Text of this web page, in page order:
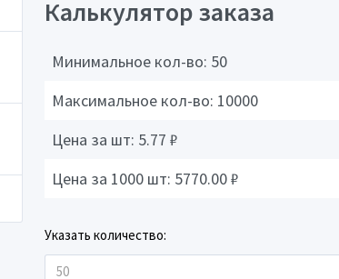
Калькулятор заказа
Минимальное кол-во: 50
Максимальное кол-во: 10000
Цена за шт: 5.77 ₽
Цена за 1000 шт: 5770.00₽
Указать количество: